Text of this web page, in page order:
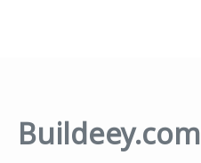
Buildeey.com